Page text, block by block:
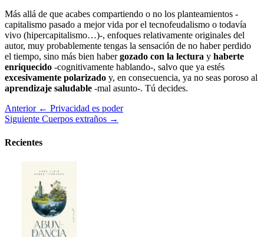
Más allá de que acabes compartiendo o no los planteamientos -
capitalismo pasado a mejor vida por el tecnofeudalismo o todavía
vivo (hipercapitalismo…)-, enfoques relativamente originales del
autor, muy probablemente tengas la sensación de no haber perdido
el tiempo, sino más bien habergozado con la lectura y haberte
enriquecido -cognitivamente hablando-, salvo que ya estés
excesivamente polarizado y, en consecuencia, ya no seas poroso al
aprendizaje saludable -mal asunto-. Tú decides.
Anterior ← Privacidad es poder
Siguiente Cuerpos extraños →
Recientes